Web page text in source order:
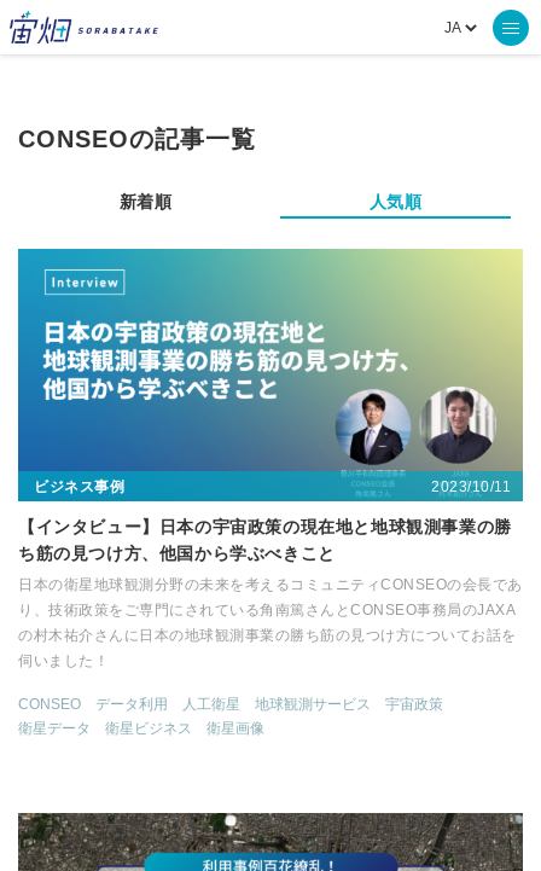
CONSEOの記事一覧
新着順 人気順
ビジネス事例 2023/10/11
【インタビュー】日本の宇宙政策の現在地と地球観測事業の勝
ち筋の見つけ方、他国から学ぶべきこと
日本の衛星地球観測分野の未来を考えるコミュニティCONSEOの会長であ
り、技術政策をご専門にされている角南篤さんとCONSEO事務局のJAXA
の村木祐介さんに日本の地球観測事業の勝ち筋の見つけ方についてお話を
伺いました！
CONSEO データ利用 人工衛星 地球観測サービス
宇宙政策
衛星データ
衛星ビジネス 衛星画像